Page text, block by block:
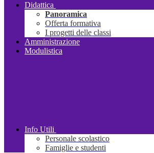
Didattica
Panoramica
Offerta formativa
I progetti delle classi
Amministrazione
Modulistica
Info Utili
Personale scolastico
Famiglie e studenti